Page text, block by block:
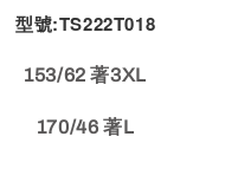
型號:TS222T018
153/62 著3XL
170/46 著L